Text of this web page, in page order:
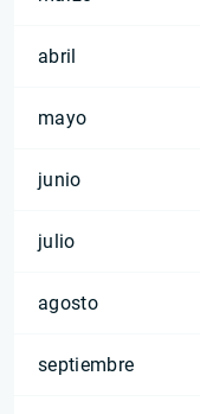
abril
mayo
junio
julio
agosto
septiembre